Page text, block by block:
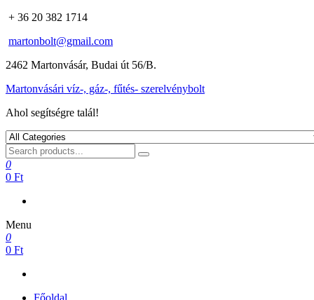
+ 36 20 382 1714
martonbolt@gmail.com
2462 Martonvásár, Budai út 56/B.
Martonvásári víz-, gáz-, fűtés- szerelvénybolt
Ahol segítségre talál!
0
0 Ft
Menu
0
0 Ft
Főoldal